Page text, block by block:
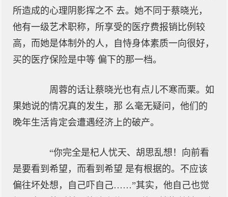
所造成的心理阴影挥之不 去。她不同于蔡晓光，
他有一级艺术职称，所享受的医疗费报销比例较
高，而她是体制外的人，自恃身体素质一向很好，
买的医疗保险是中等 偏下的那一档。
周蓉的话让蔡晓光也有点儿不寒而栗。如
果她说的情况真的发生，那 么毫无疑问，他们的
晚年生活肯定会遭遇经济上的破产。
“你完全是杞人忧天、胡思乱想！向前看
是要看到希望，而看到希望 是有根据的。不应该
偏往坏处想，自己吓自己……”其实，他自己也觉